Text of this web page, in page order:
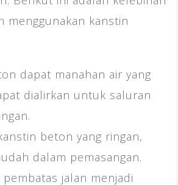
menggunakan kanstin
dapat manahan air yang
dialirkan untuk saluran
beton yang ringan,
dalam pemasangan.
pembatas jalan menjadi